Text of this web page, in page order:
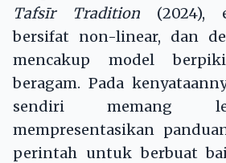
Tafsīr Tradition (2024),
bersifat non-linear, dan
mencakup model
beragam. Pada
sendiri memang
mempresentasikan
perintah untuk berbuat